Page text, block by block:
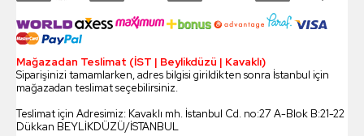
Mağazadan Teslimat (İST | Beylikdüzü | Kavaklı)
Siparişinizi tamamlarken, adres bilgisi girildikten sonra İstanbul için
mağazadan teslimat seçebilirsiniz.
Teslimat için Adresimiz: Kavaklı mh. İstanbul Cd. no:27 A-Blok B:21-22
Dükkan BEYLİKDÜZÜ/İSTANBUL